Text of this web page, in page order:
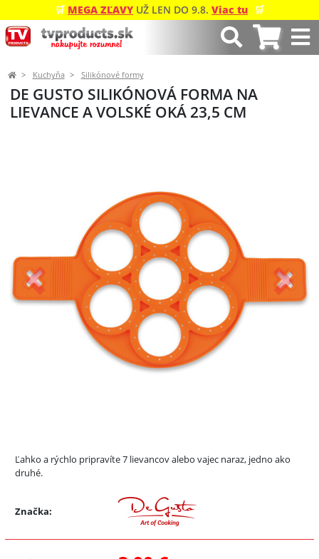
🛒 MEGA ZĽAVY UŽ LEN DO 9.8. Viac tu 🛒
Kuchyňa Silikónové formy
DE GUSTO SILIKÓNOVÁ FORMA NA
LIEVANCE A VOLSKÉ OKÁ 23,5 CM
Predchádzajúci Ďalší
Ľahko a rýchlo pripravíte 7 lievancov alebo vajec naraz, jedno ako
druhé.
Značka: